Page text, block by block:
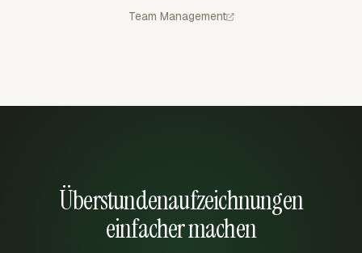
Team Management
Überstundenaufzeichnungen
einfacher machen